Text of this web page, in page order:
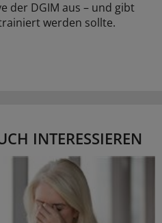
der DGIM aus – und gibt
werden sollte.
INTERESSIEREN